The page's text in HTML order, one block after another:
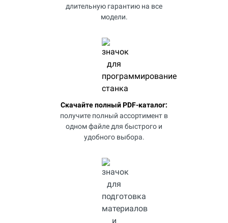
длительную гарантию на все
модели.
Скачайте полный PDF-каталог:
получите полный ассортимент в
одном файле для быстрого и
удобного выбора.